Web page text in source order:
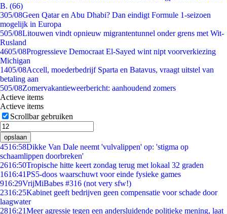
B. (66)
305/08Geen Qatar en Abu Dhabi? Dan eindigt Formule 1-seizoen
mogelijk in Europa
505/08Litouwen vindt opnieuw migrantentunnel onder grens met Wit-
Rusland
4605/08Progressieve Democraat El-Sayed wint nipt voorverkiezing
Michigan
1405/08Accell, moederbedrijf Sparta en Batavus, vraagt uitstel van
betaling aan
505/08Zomervakantieweerbericht: aanhoudend zomers
Actieve items
Actieve items
Scrollbar gebruiken
opslaan
4516:58Dikke Van Dale neemt 'vulvalippen' op: 'stigma op
schaamlippen doorbreken'
2616:50Tropische hitte keert zondag terug met lokaal 32 graden
1616:41PS5-doos waarschuwt voor einde fysieke games
916:29VrijMiBabes #316 (not very sfw!)
2316:25Kabinet geeft bedrijven geen compensatie voor schade door
laagwater
2816:21Meer agressie tegen een andersluidende politieke mening, laat